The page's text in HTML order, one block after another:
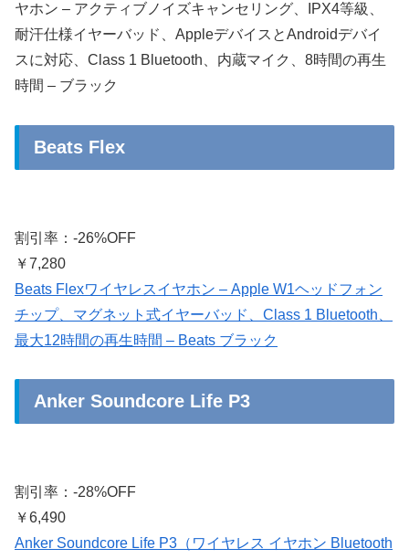
ヤホン – アクティブノイズキャンセリング、IPX4等級、
耐汗仕様イヤーバッド、AppleデバイスとAndroidデバイ
スに対応、Class 1 Bluetooth、内蔵マイク、8時間の再生
時間 – ブラック
Beats Flex
割引率：-26%OFF
￥7,280
Beats Flexワイヤレスイヤホン – Apple W1ヘッドフォン
チップ、マグネット式イヤーバッド、Class 1 Bluetooth、
最大12時間の再生時間 – Beats ブラック
Anker Soundcore Life P3
割引率：-28%OFF
￥6,490
Anker Soundcore Life P3（ワイヤレス イヤホン Bluetooth